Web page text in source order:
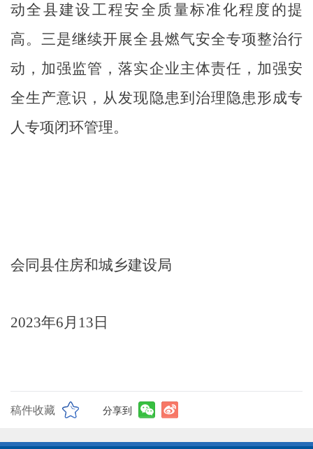
动全县建设工程安全质量标准化程度的提
高。 三是继续开展全县燃气安全专项整治行
动，加强监管，落实企业主体责任，加强安
全生产意识，从发现隐患到治理隐患形成专
人专项闭环管理。
会同县住房和城乡建设局
2023年6月13日
稿件收藏 分享到